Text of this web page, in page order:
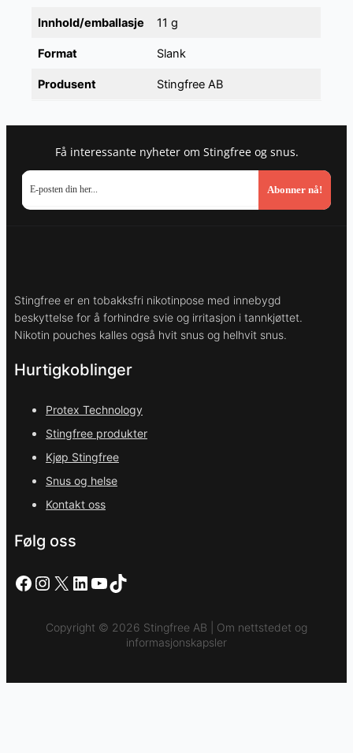
Innhold/emballasje 11 g
Format Slank
Produsent Stingfree AB
Få interessante nyheter om Stingfree og snus.
Abonner nå!
Stingfree er en tobakksfri nikotinpose med innebygd
beskyttelse for å forhindre svie og irritasjon i tannkjøttet.
Nikotin pouches kalles også hvit snus og helhvit snus.
Hurtigkoblinger
Protex Technology
Stingfree produkter
Kjøp Stingfree
Snus og helse
Kontakt oss
Følg oss
Facebook
Instagram
X LinkedIn
YouTube
TikTok
Copyright © 2026 Stingfree AB | Om nettstedet og
informasjonskapsler